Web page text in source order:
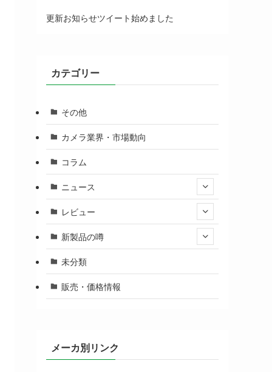
更新お知らせツイート始めました
カテゴリー
その他
カメラ業界・市場動向
コラム
ニュース
レビュー
新製品の噂
未分類
販売・価格情報
メーカ別リンク